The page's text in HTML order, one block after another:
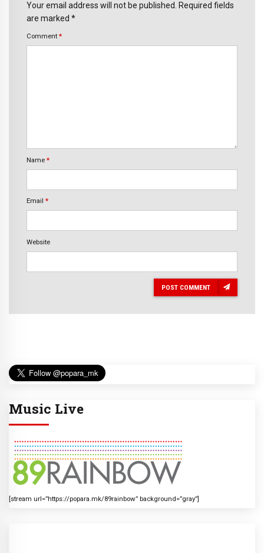
Your email address will not be published. Required fields
are marked *
Comment *
Name *
Email *
Website
POST COMMENT
Music Live
[stream url=”https://popara.mk/89rainbow” background=”gray”]